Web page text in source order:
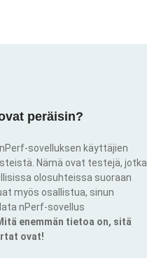
peräisin?
sovelluksen käyttäjien
Nämä ovat testejä, jotka
olosuhteissa suoraan
myös osallistua, sinun
nPerf-sovellus
enemmän tietoa on, sitä
ovat!